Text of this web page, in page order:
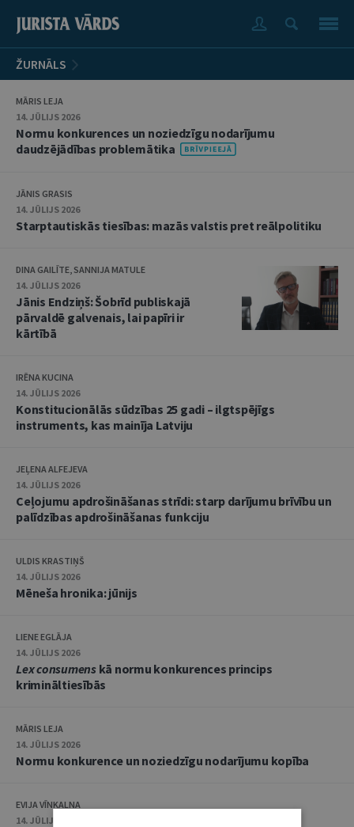
ŽURNĀLS
MĀRIS LEJA
14. JŪLIJS 2026
Normu konkurences un noziedzīgu nodarījumu
daudzējādības problemātika
JĀNIS GRASIS
14. JŪLIJS 2026
Starptautiskās tiesības: mazās valstis pret reālpolitiku
DINA GAILĪTE, SANNIJA MATULE
14. JŪLIJS 2026
Jānis Endziņš: Šobrīd publiskajā
pārvaldē galvenais, lai papīri ir
kārtībā
IRĒNA KUCINA
14. JŪLIJS 2026
Konstitucionālās sūdzības 25 gadi – ilgtspējīgs
instruments, kas mainīja Latviju
JEĻENA ALFEJEVA
14. JŪLIJS 2026
Ceļojumu apdrošināšanas strīdi: starp darījumu brīvību un
palīdzības apdrošināšanas funkciju
ULDIS KRASTIŅŠ
14. JŪLIJS 2026
Mēneša hronika: jūnijs
LIENE EGLĀJA
14. JŪLIJS 2026
Lex consumenskā normu konkurences princips
krimināltiesībās
MĀRIS LEJA
14. JŪLIJS 2026
Normu konkurence un noziedzīgu nodarījumu kopība
EVIJA VĪNKALNA
14. JŪLIJS 2026